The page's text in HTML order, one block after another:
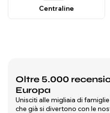
Centraline
Oltre 5.000
Europa
Unisciti alle migliaia di
che già si divertono con le